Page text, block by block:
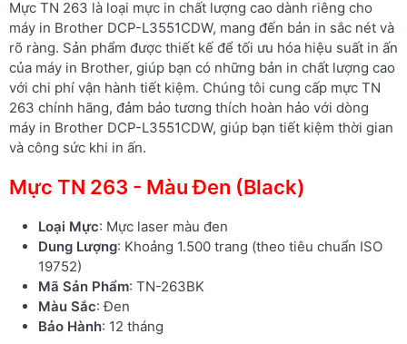
Mực TN 263 là loại mực in chất lượng cao dành riêng cho
máy in Brother DCP-L3551CDW, mang đến bản in sắc nét và
rõ ràng. Sản phẩm được thiết kế để tối ưu hóa hiệu suất in ấn
của máy in Brother, giúp bạn có những bản in chất lượng cao
với chi phí vận hành tiết kiệm. Chúng tôi cung cấp mực TN
263 chính hãng, đảm bảo tương thích hoàn hảo với dòng
máy in Brother DCP-L3551CDW, giúp bạn tiết kiệm thời gian
và công sức khi in ấn.
Mực TN 263 - Màu Đen (Black)
Loại Mực: Mực laser màu đen
Dung Lượng: Khoảng 1.500 trang (theo tiêu chuẩn ISO
19752)
Mã Sản Phẩm: TN-263BK
Màu Sắc: Đen
Bảo Hành: 12 tháng